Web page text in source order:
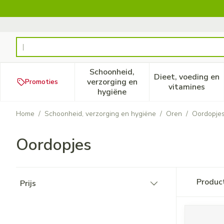
Product, merk, categorie...
Promoties
Schoonheid,
verzorging en
hygiëne
Toon submenu voor
Dieet, voeding en
vitamines
Toon
Home / Schoonheid, verzorging en hygiëne / Oren / Oordopjes
Oordopjes
Prijs